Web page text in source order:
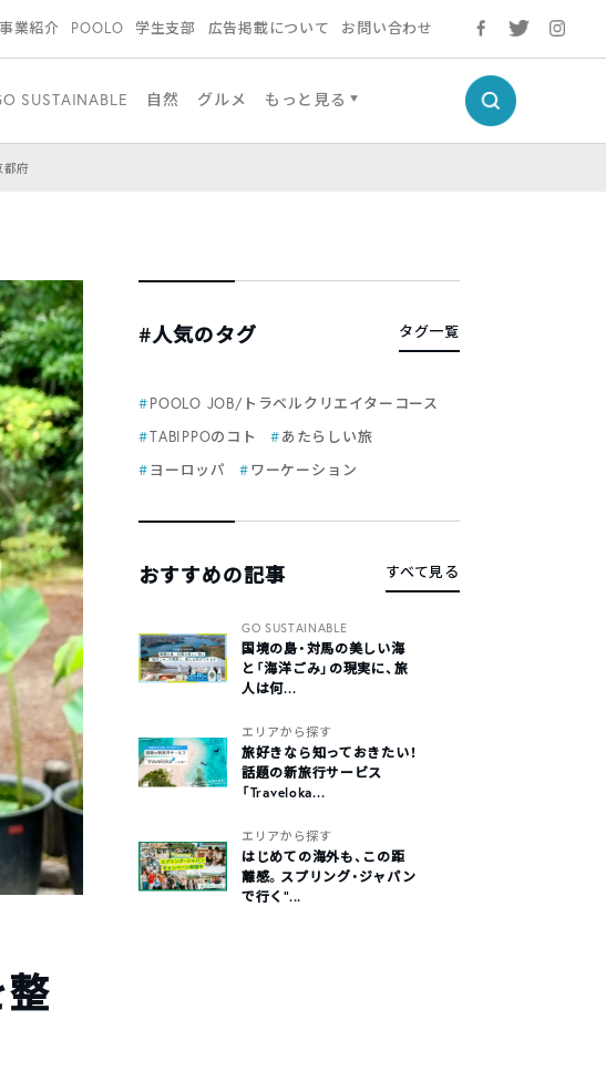
事業紹介 POOLO 学生支部 広告掲載について お問い合わせ
SUSTAINABLE 自然 グルメ もっと見る
都府
#人気のタグ タグ一覧
POOLO JOB/トラベルクリエイターコース
TABIPPOのコト
あたらしい旅
ヨーロッパ
ワーケーション
おすすめの記事 すべて見る
GO SUSTAINABLE
国境の島・対馬の美しい海
と「海洋ごみ」の現実に、旅
人は何...
エリアから探す
旅好きなら知っておきたい！
話題の新旅行サービス
「Traveloka...
エリアから探す
はじめての海外も、この距
離感。スプリング・ジャパン
で行く“...